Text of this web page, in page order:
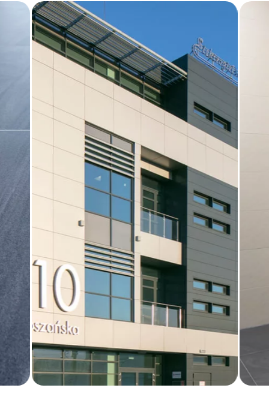
GDZIE KUPIĆ
O NAS
KARIERA
MÓJ PROFIL
KONTAKT
EN SK